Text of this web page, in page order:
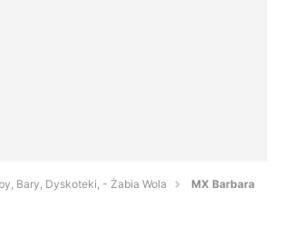
Bary, Dyskoteki, - Żabia Wola MX Barbara